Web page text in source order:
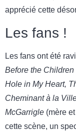
apprécié cette
Les fans !
Les fans ont été
Before the
Hole in My Heart,
Cheminant à la
McGarrigle (mère
cette scène, un